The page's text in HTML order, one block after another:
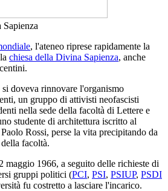
, l'ateneo riprese rapidamente la
chiesa della Divina Sapienza, anche
si doveva rinnovare l'organismo
un gruppo di attivisti neofascisti
nella sede della facoltà di Lettere e
studente di architettura iscritto al
Paolo Rossi, perse la vita precipitando da
facoltà.
1966, a seguito delle richieste di
gruppi politici (PCI, PSI, PSIUP, PSDI
fu costretto a lasciare l'incarico.